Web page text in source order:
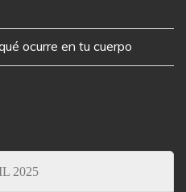
ocurre en tu cuerpo
2025